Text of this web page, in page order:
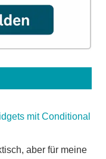
mit Conditional
aber für meine